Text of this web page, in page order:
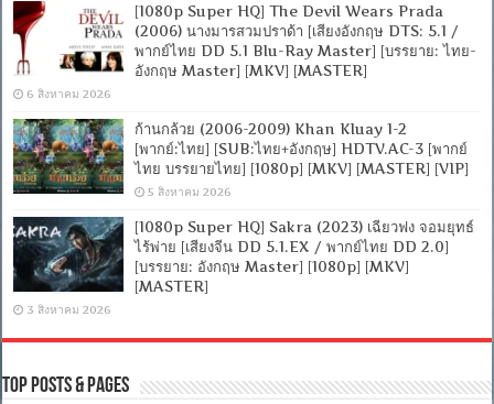
[1080p Super HQ] The Devil Wears Prada
(2006) นางมารสวมปราด้า [เสียงอังกฤษ DTS: 5.1 /
พากย์ไทย DD 5.1 Blu-Ray Master] [บรรยาย: ไทย-
อังกฤษ Master] [MKV] [MASTER]
6 สิงหาคม 2026
ก้านกล้วย (2006-2009) Khan Kluay 1-2
[พากย์:ไทย] [SUB:ไทย+อังกฤษ] HDTV.AC-3 [พากย์
ไทย บรรยายไทย] [1080p] [MKV] [MASTER] [VIP]
5 สิงหาคม 2026
[1080p Super HQ] Sakra (2023) เฉียวฟง จอมยุทธ์
ไร้พ่าย [เสียงจีน DD 5.1.EX / พากย์ไทย DD 2.0]
[บรรยาย: อังกฤษ Master] [1080p] [MKV]
[MASTER]
3 สิงหาคม 2026
Top Posts & Pages